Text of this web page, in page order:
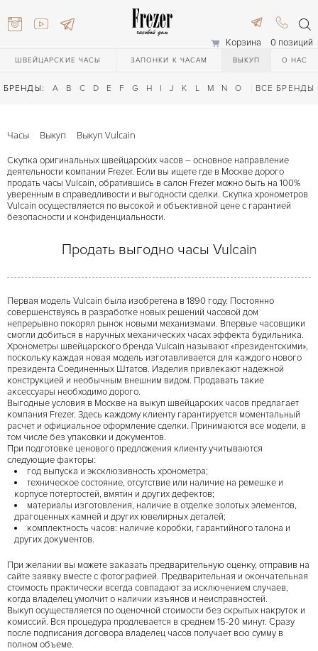
Корзина 0 позиций
ШВЕЙЦАРСКИЕ ЧАСЫ ЗАПОНКИ К ЧАСАМ ВЫКУП О НАС
БРЕНДЫ: A B C D E F G H I J K L M N O Q R S T
ВСЕ БРЕНДЫ
Часы Выкуп Выкуп Vulcain
Скупка оригинальных швейцарских часов – основное направление
деятельности компании Frezer. Если вы ищете где в Москве дорого
продать часы Vulcain, обратившись в салон Frezer можно быть на 100%
уверенным в справедливости и выгодности сделки. Скупка хронометров
Vulcain осуществляется по высокой и объективной цене с гарантией
безопасности и конфиденциальности.
Продать выгодно часы Vulcain
Первая модель Vulcain была изобретена в 1890 году. Постоянно
совершенствуясь в разработке новых решений часовой дом
непрерывно покорял рынок новыми механизмами. Впервые часовщики
смогли добиться в наручных механических часах эффекта будильника.
Хронометры швейцарского бренда Vulcain называют «президентскими»,
поскольку каждая новая модель изготавливается для каждого нового
президента Соединенных Штатов. Изделия привлекают надежной
конструкцией и необычным внешним видом. Продавать такие
аксессуары необходимо дорого.
Выгодные условия в Москве на выкуп швейцарских часов предлагает
компания Frezer. Здесь каждому клиенту гарантируется моментальный
расчет и официальное оформление сделки. Принимаются все модели, в
том числе без упаковки и документов.
При подготовке ценового предложения клиенту учитываются
следующие факторы:
год выпуска и эксклюзивность хронометра;
техническое состояние, отсутствие или наличие на ремешке и
корпусе потертостей, вмятин и других дефектов;
материалы изготовления, наличие в отделке золотых элементов,
драгоценных камней и других ювелирных деталей;
комплектность часов: наличие коробки, гарантийного талона и
других документов.
При желании вы можете заказать предварительную оценку, отправив на
сайте заявку вместе с фотографией. Предварительная и окончательная
стоимость практически всегда совпадают за исключением случаев,
когда владелец умолчит о наличии изъянов и неисправностей.
Выкуп осуществляется по оценочной стоимости без скрытых накруток и
комиссий. Вся процедура продлевается в среднем 15-20 минут. Сразу
после подписания договора владелец часов получает всю сумму в
полном объеме.